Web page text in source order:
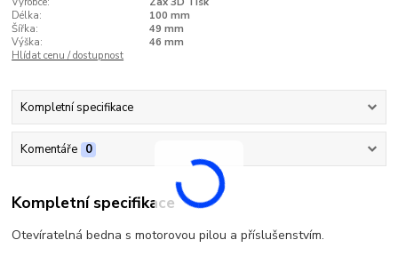
Délka:
100 mm
Šířka:
49 mm
Výška:
46 mm
Hlídat cenu / dostupnost
Kompletní specifikace
Komentáře 0
Kompletní specifikace
Otevíratelná bedna s motorovou pilou a příslušenstvím.